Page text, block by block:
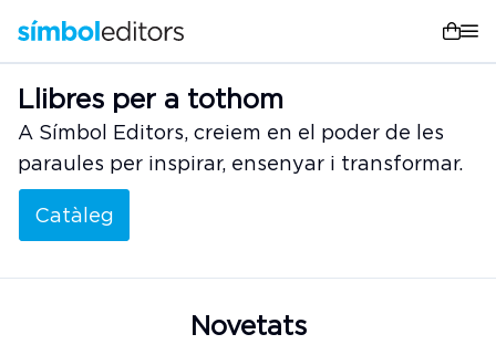
Llibres per a tothom
A Símbol Editors, creiem en el poder de les
paraules per inspirar, ensenyar i transformar.
Catàleg
Novetats